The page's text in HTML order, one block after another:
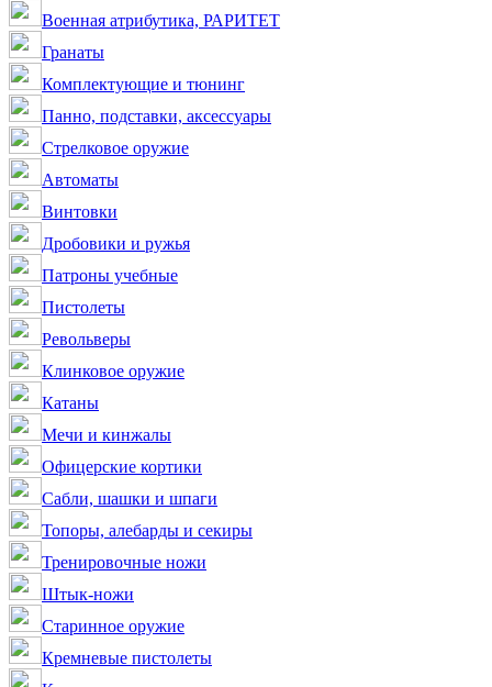
Военная атрибутика, РАРИТЕТ
Гранаты
Комплектующие и тюнинг
Панно, подставки, аксессуары
Стрелковое оружие
Автоматы
Винтовки
Дробовики и ружья
Патроны учебные
Пистолеты
Револьверы
Клинковое оружие
Катаны
Мечи и кинжалы
Офицерские кортики
Сабли, шашки и шпаги
Топоры, алебарды и секиры
Тренировочные ножи
Штык-ножи
Старинное оружие
Кремневые пистолеты